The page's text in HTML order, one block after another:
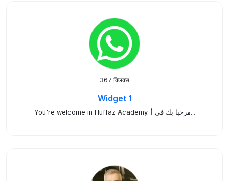
367 क्लिक्स
Widget 1
You're welcome in Huffaz Academy. مرحبا بك في أ...